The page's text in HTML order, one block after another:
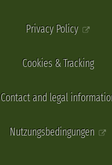
Privacy Policy
Cookies & Tracking
Contact and legal
Nutzungsbedingungen